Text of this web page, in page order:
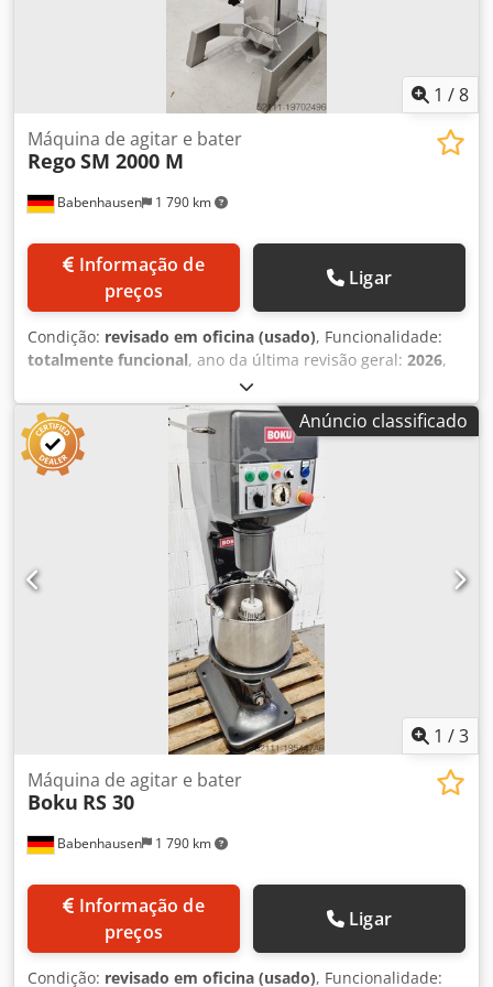
1 /8
Babenhausen 1 790 km
Máquina de agitar e bater
RegoSM 2000 M
preços
Ligar
Condição: revisado em oficina (usado), Funcionalidade:
totalmente funcional, ano da última revisão geral: 2026,
3 meses, tensão de entrada:
Certificado pela DGUV até:08/2027, fusível elétrico:16 A,
frequência de entrada:50 Hz
, Batedeira / Misturadora TOP
Rego Modelo: SM 2000 M A máquina ideal para bater
massas! com temporizador automático 2 funções de
trabalho: 1 x misturar / 1 x bater 1 batedor para misturar,
1 batedor para bater Dedpfx Aew Hk Dask Tjck 1 recipiente
inox de 32 litros Iluminação do recipiente Ligação: 400V,
ficha 16A-CEE Qualidade de empresa especializada!
Máquina usada revisada com garantia e serviço de peças
sobressalentes Opção: outros acessórios disponíveis Mais
misturadoras TOP em stock!
Anúncio classificado
1 /3
Babenhausen 1 790 km
Máquina de agitar e bater
Boku RS 30
preços
Ligar
Condição: revisado em oficina (usado), Funcionalidade: